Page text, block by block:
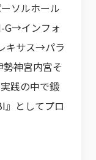
ソルホール
G→インフォ
キサス→パラ
勢神宮内宮そ
践の中で鍛
としてプロ